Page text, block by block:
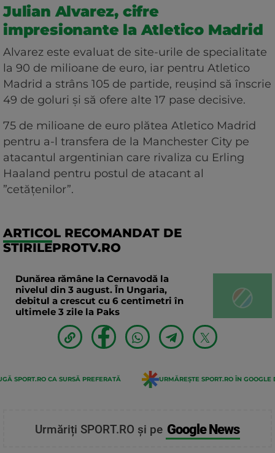
Julian Alvarez, cifre
impresionante la Atletico Madrid
Alvarez este evaluat de site-urile de specialitate
la 90 de milioane de euro, iar pentru Atletico
Madrid a strâns 105 de partide, reușind să înscrie
49 de goluri și să ofere alte 17 pase decisive.
75 de milioane de euro plătea Atletico Madrid
pentru a-l transfera de la Manchester City pe
atacantul argentinian care rivaliza cu Erling
Haaland pentru postul de atacant al
”cetățenilor”.
ARTICOL RECOMANDAT DE
STIRILEPROTV.RO
Dunărea rămâne la Cernavodă la
nivelul din 3 august. În Ungaria,
debitul a crescut cu 6 centimetri în
ultimele 3 zile la Paks
SPORT.RO CA SURSĂ PREFERATĂ URMĂREȘTE SPORT.RO ÎN GOOGLE
Urmăriți SPORT.RO și pe Google News